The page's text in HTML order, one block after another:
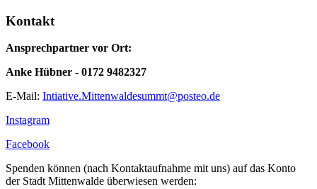
Kontakt
Ansprechpartner vor Ort:
Anke Hübner - 0172 9482327
E-Mail: Intiative.Mittenwaldesummt@posteo.de
Instagram
Facebook
Spenden können (nach Kontaktaufnahme mit uns) auf das Konto
der Stadt Mittenwalde überwiesen werden: